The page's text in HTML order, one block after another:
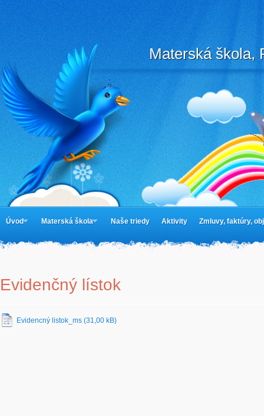
Materská škola,
Úvod Materská škola Naše triedy Aktivity Zmluvy, faktúry,
Evidenčný lístok
Evidencný listok_ms